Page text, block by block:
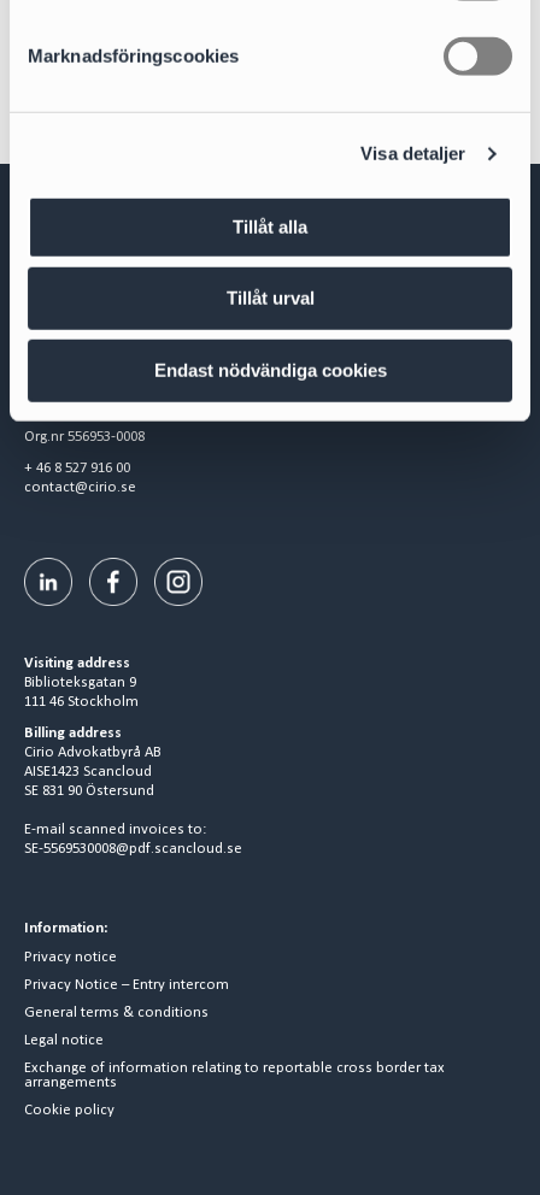
Marknadsföringscookies
Visa detaljer
Tillåt alla
Tillåt urval
Endast nödvändiga cookies
Cirio Advokatbyrå AB
103 65 Stockholm
Org.nr 556953-0008
+ 46 8 527 916 00
contact@cirio.se
Visiting address
Biblioteksgatan 9
111 46 Stockholm
Billing address
Cirio Advokatbyrå AB
AISE1423 Scancloud
SE 831 90 Östersund
E-mail scanned invoices to:
SE-5569530008@pdf.scancloud.se
Information:
Privacy notice
Privacy Notice – Entry intercom
General terms & conditions
Legal notice
Exchange of information relating to reportable cross border tax
arrangements
Cookie policy